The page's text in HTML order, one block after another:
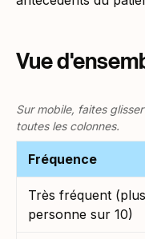
Vue
Sur mobile, faites
toutes les colonnes.
Fréquence
Très fréquent
personne sur 10)